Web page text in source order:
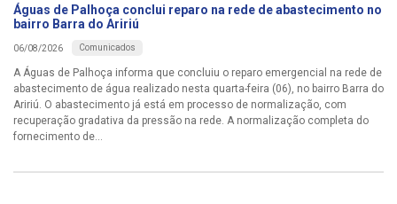
Águas de Palhoça conclui reparo na rede de abastecimento no
bairro Barra do Aririú
06/08/2026 Comunicados
A Águas de Palhoça informa que concluiu o reparo emergencial na rede de
abastecimento de água realizado nesta quarta-feira (06), no bairro Barra do
Aririú. O abastecimento já está em processo de normalização, com
recuperação gradativa da pressão na rede. A normalização completa do
fornecimento de...